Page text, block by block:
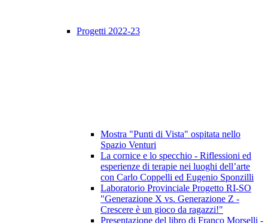
Progetti 2022-23
Mostra "Punti di Vista" ospitata nello
Spazio Venturi
La cornice e lo specchio - Riflessioni ed
esperienze di terapie nei luoghi dell’arte
con Carlo Coppelli ed Eugenio Sponzilli
Laboratorio Provinciale Progetto RI-SO
"Generazione X vs. Generazione Z -
Crescere è un gioco da ragazzi!"
Presentazione del libro di Franco Morselli -